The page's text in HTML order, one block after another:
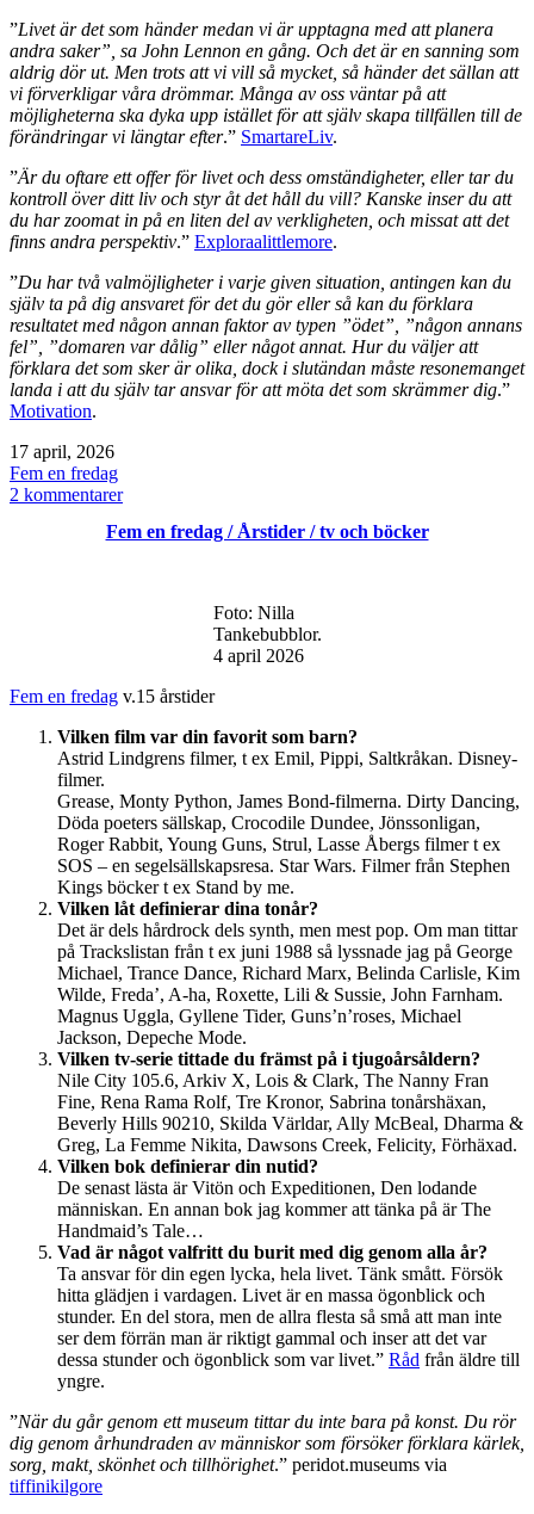
”Livet är det som händer medan vi är upptagna med att planera
andra saker”, sa John Lennon en gång. Och det är en sanning som
aldrig dör ut. Men trots att vi vill så mycket, så händer det sällan att
vi förverkligar våra drömmar. Många av oss väntar på att
möjligheterna ska dyka upp istället för att själv skapa tillfällen till de
förändringar vi längtar efter.” SmartareLiv.
”Är du oftare ett offer för livet och dess omständigheter, eller tar du
kontroll över ditt liv och styr åt det håll du vill? Kanske inser du att
du har zoomat in på en liten del av verkligheten, och missat att det
finns andra perspektiv.” Exploraalittlemore.
”Du har två valmöjligheter i varje given situation, antingen kan du
själv ta på dig ansvaret för det du gör eller så kan du förklara
resultatet med någon annan faktor av typen ”ödet”, ”någon annans
fel”, ”domaren var dålig” eller något annat. Hur du väljer att
förklara det som sker är olika, dock i slutändan måste resonemanget
landa i att du själv tar ansvar för att möta det som skrämmer dig.”
Motivation.
Publicerat
den
17 april, 2026
Kategoriserat
som
Fem en fredag
2 kommentarertill
en
Fem en fredag / Årstider / tv och böcker
Foto: Nilla
Tankebubblor.
4 april 2026
Fem en fredag v.15 årstider
Vilken film var din favorit som barn?
Astrid Lindgrens filmer, t ex Emil, Pippi, Saltkråkan. Disney-
filmer.
Grease, Monty Python, James Bond-filmerna. Dirty Dancing,
Döda poeters sällskap, Crocodile Dundee, Jönssonligan,
Roger Rabbit, Young Guns, Strul, Lasse Åbergs filmer t ex
SOS – en segelsällskapsresa. Star Wars. Filmer från Stephen
Kings böcker t ex Stand by me.
Vilken låt definierar dina tonår?
Det är dels hårdrock dels synth, men mest pop. Om man tittar
på Trackslistan från t ex juni 1988 så lyssnade jag på George
Michael, Trance Dance, Richard Marx, Belinda Carlisle, Kim
Wilde, Freda’, A-ha, Roxette, Lili & Sussie, John Farnham.
Magnus Uggla, Gyllene Tider, Guns’n’roses, Michael
Jackson, Depeche Mode.
Vilken tv-serie tittade du främst på i tjugoårsåldern?
Nile City 105.6, Arkiv X, Lois & Clark, The Nanny Fran
Fine, Rena Rama Rolf, Tre Kronor, Sabrina tonårshäxan,
Beverly Hills 90210, Skilda Världar, Ally McBeal, Dharma &
Greg, La Femme Nikita, Dawsons Creek, Felicity, Förhäxad.
Vilken bok definierar din nutid?
De senast lästa är Vitön och Expeditionen, Den lodande
människan. En annan bok jag kommer att tänka på är The
Handmaid’s Tale…
Vad är något valfritt du burit med dig genom alla år?
Ta ansvar för din egen lycka, hela livet. Tänk smått. Försök
hitta glädjen i vardagen. Livet är en massa ögonblick och
stunder. En del stora, men de allra flesta så små att man inte
ser dem förrän man är riktigt gammal och inser att det var
dessa stunder och ögonblick som var livet.” Råd från äldre till
yngre.
”När du går genom ett museum tittar du inte bara på konst. Du rör
dig genom århundraden av människor som försöker förklara kärlek,
sorg, makt, skönhet och tillhörighet.” peridot.museums via
tiffinikilgore